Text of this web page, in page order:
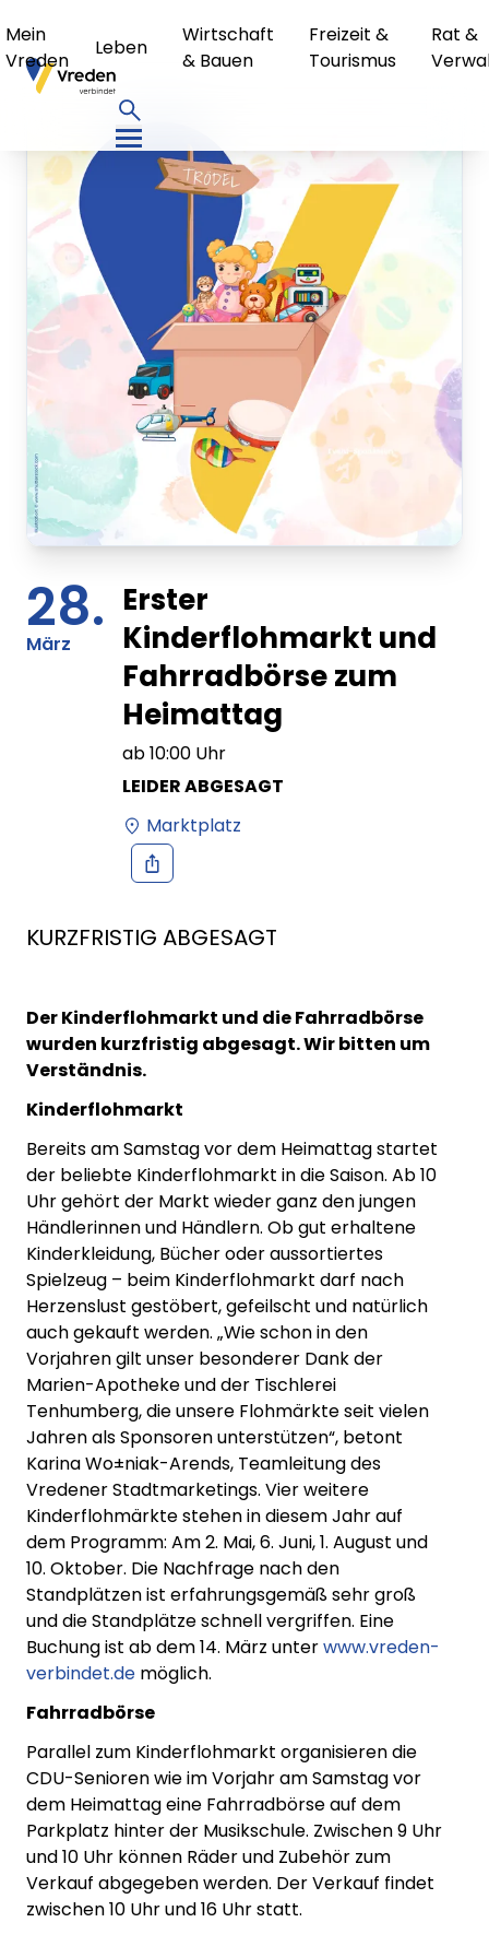
Mein
Vreden
Leben
Wirtschaft
& Bauen
Freizeit &
Tourismus
Rat &
28.
März
Erster
Kinderflohmarkt und
Fahrradbörse zum
Heimattag
ab10:00 Uhr
LEIDER ABGESAGT
Marktplatz
KURZFRISTIG ABGESAGT
Der Kinderflohmarkt und die Fahrradbörse
wurden kurzfristig abgesagt. Wir bitten um
Verständnis.
Kinderflohmarkt
Bereits am Samstag vor dem Heimattag startet
der beliebte Kinderflohmarkt in die Saison. Ab 10
Uhr gehört der Markt wieder ganz den jungen
Händlerinnen und Händlern. Ob gut erhaltene
Kinderkleidung, Bücher oder aussortiertes
Spielzeug – beim Kinderflohmarkt darf nach
Herzenslust gestöbert, gefeilscht und natürlich
auch gekauft werden. „Wie schon in den
Vorjahren gilt unser besonderer Dank der
Marien-Apotheke und der Tischlerei
Tenhumberg, die unsere Flohmärkte seit vielen
Jahren als Sponsoren unterstützen“, betont
Karina Wo±niak-Arends, Teamleitung des
Vredener Stadtmarketings. Vier weitere
Kinderflohmärkte stehen in diesem Jahr auf
dem Programm: Am 2. Mai, 6. Juni, 1. August und
10. Oktober. Die Nachfrage nach den
Standplätzen ist erfahrungsgemäß sehr groß
und die Standplätze schnell vergriffen. Eine
Buchung ist ab dem 14. März unterwww.vreden-
verbindet.de möglich.
Fahrradbörse
Parallel zum Kinderflohmarkt organisieren die
CDU-Senioren wie im Vorjahr am Samstag vor
dem Heimattag eine Fahrradbörse auf dem
Parkplatz hinter der Musikschule. Zwischen 9 Uhr
und 10 Uhr können Räder und Zubehör zum
Verkauf abgegeben werden. Der Verkauf findet
zwischen 10 Uhr und 16 Uhr statt.